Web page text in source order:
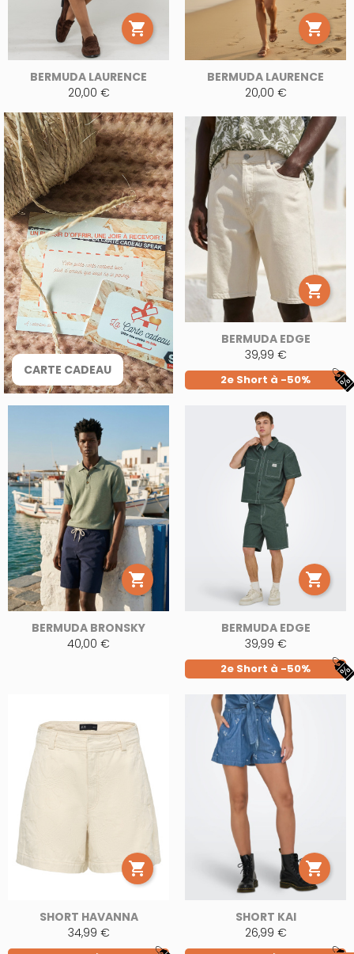

BERMUDA LAURENCE
20,00 €

BERMUDA LAURENCE
20,00 €
CARTE CADEAU

BERMUDA EDGE
39,99 €
2e Short à -50%

BERMUDA BRONSKY
40,00 €

BERMUDA EDGE
39,99 €
2e Short à -50%

SHORT HAVANNA
34,99 €

SHORT KAI
26,99 €